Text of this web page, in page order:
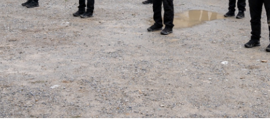
Fund
EVENTI, SPECIALI
Anteprime in Piemonte
TFI Torino Film Industry - Production
Days
Avenue Cove - Erasmus +
Guarda che storia!
La Grazia - Immagini e location della
Torino di Paolo Sorrentino
Location
Lavora
Stage -
Elenco